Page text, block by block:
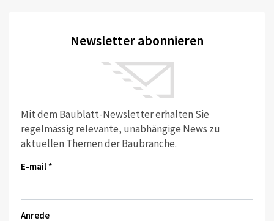
Newsletter abonnieren
Mit dem Baublatt-Newsletter erhalten Sie
regelmässig relevante, unabhängige News zu
aktuellen Themen der Baubranche.
E-mail *
Anrede